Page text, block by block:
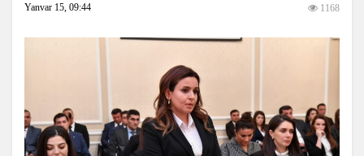
Yanvar 15, 09:44 1168